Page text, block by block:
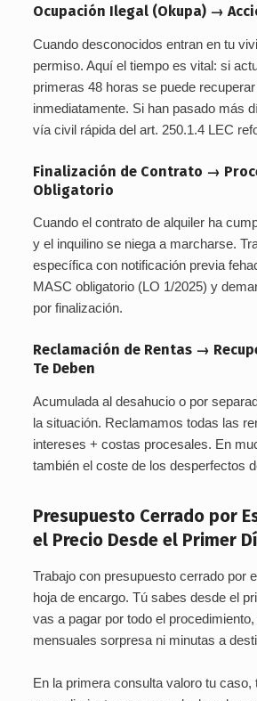
Ocupación Ilegal (Okupa) →
Cuando desconocidos entran en tu
permiso. Aquí el tiempo es vital: si
primeras 48 horas se puede
inmediatamente. Si han pasado más
vía civil rápida del art. 250.1.4 LEC
Finalización de Contrato →
Obligatorio
Cuando el contrato de alquiler ha
y el inquilino se niega a marcharse.
específica con notificación previa
MASC obligatorio (LO 1/2025) y
por finalización.
Reclamación de Rentas →
Te Deben
Acumulada al desahucio o por
la situación. Reclamamos todas las
intereses + costas procesales. En
también el coste de los desperfectos
Presupuesto Cerrado por
el Precio Desde el Primer
Trabajo con presupuesto cerrado por
hoja de encargo. Tú sabes desde el
vas a pagar por todo el
mensuales sorpresa ni minutas a
En la primera consulta valoro tu caso,